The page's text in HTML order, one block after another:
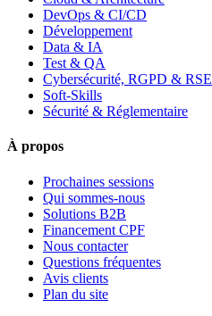
DevOps & CI/CD
Développement
Data & IA
Test & QA
Cybersécurité, RGPD & RSE
Soft-Skills
Sécurité & Réglementaire
À propos
Prochaines sessions
Qui sommes-nous
Solutions B2B
Financement CPF
Nous contacter
Questions fréquentes
Avis clients
Plan du site